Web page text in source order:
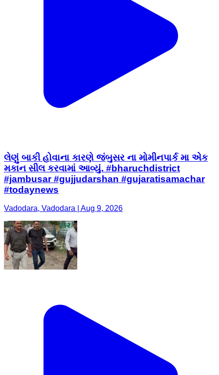
લેણું બાકી હોવાના કારણે જંબુસર ના મોમીનપાર્ક મા એક
મકાન સીલ કરવામાં આવ્યું. #bharuchdistrict
#jambusar #gujjudarshan #gujaratisamachar
#todaynews
Vadodara, Vadodara | Aug 9, 2026